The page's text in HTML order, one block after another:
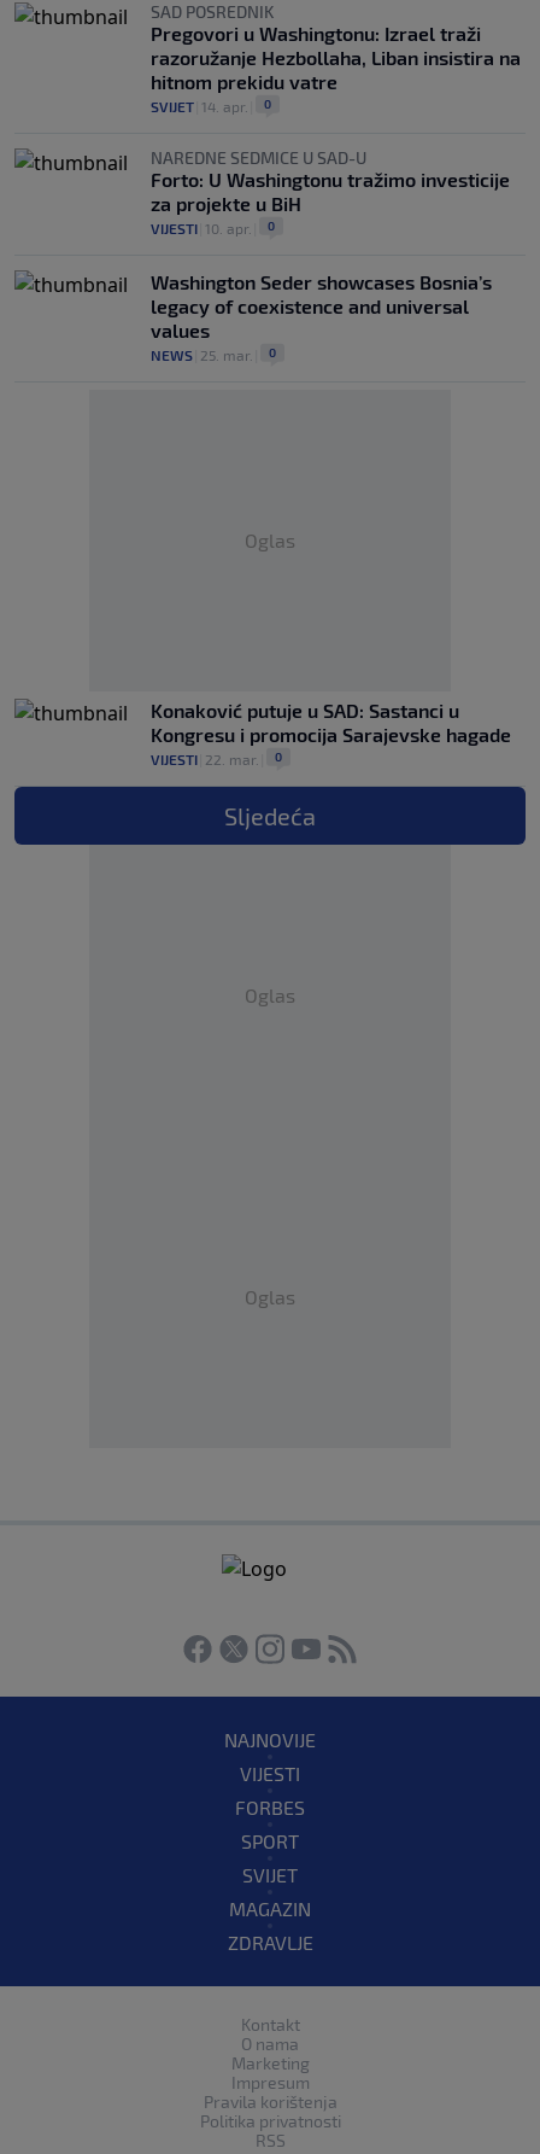
SAD POSREDNIK
Pregovori u Washingtonu: Izrael traži
razoružanje Hezbollaha, Liban insistira na
hitnom prekidu vatre
SVIJET 14. apr. 0
NAREDNE SEDMICE U SAD-U
Forto: U Washingtonu tražimo investicije
za projekte u BiH
VIJESTI 10. apr. 0
Washington Seder showcases Bosnia’s
legacy of coexistence and universal
values
NEWS 25. mar. 0
Oglas
Konaković putuje u SAD: Sastanci u
Kongresu i promocija Sarajevske hagade
VIJESTI 22. mar. 0
Sljedeća
Oglas
Oglas
NAJNOVIJE
VIJESTI
FORBES
SPORT
SVIJET
MAGAZIN
ZDRAVLJE
Kontakt
O nama
Marketing
Impresum
Pravila korištenja
Politika privatnosti
RSS